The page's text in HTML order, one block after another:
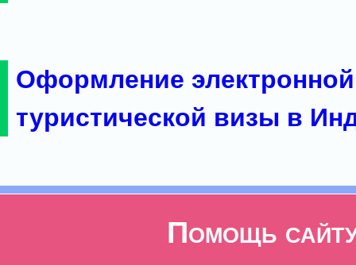
Оформление электронной
туристической визы в
Помощь